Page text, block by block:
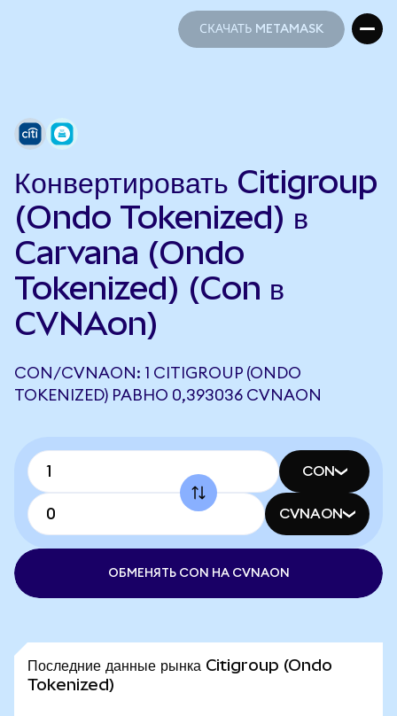
СКАЧАТЬ METAMASK
Конвертировать Citigroup
(Ondo Tokenized) в
Carvana (Ondo
Tokenized) (Con в
CVNAon)
CON/CVNAON: 1 CITIGROUP (ONDO
TOKENIZED) РАВНО 0,393036 CVNAON
CON
CVNAON
ОБМЕНЯТЬ CON НА CVNAON
Последние данные рынка Citigroup (Ondo
Tokenized)